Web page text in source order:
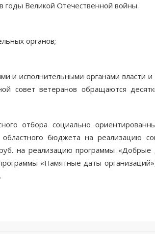
годы Великой Отечественной войны.
органов;
и исполнительными органами власти и
совет ветеранов обращаются
отбора социально
бюджета на реализацию
руб. на реализацию программы
«Памятные даты